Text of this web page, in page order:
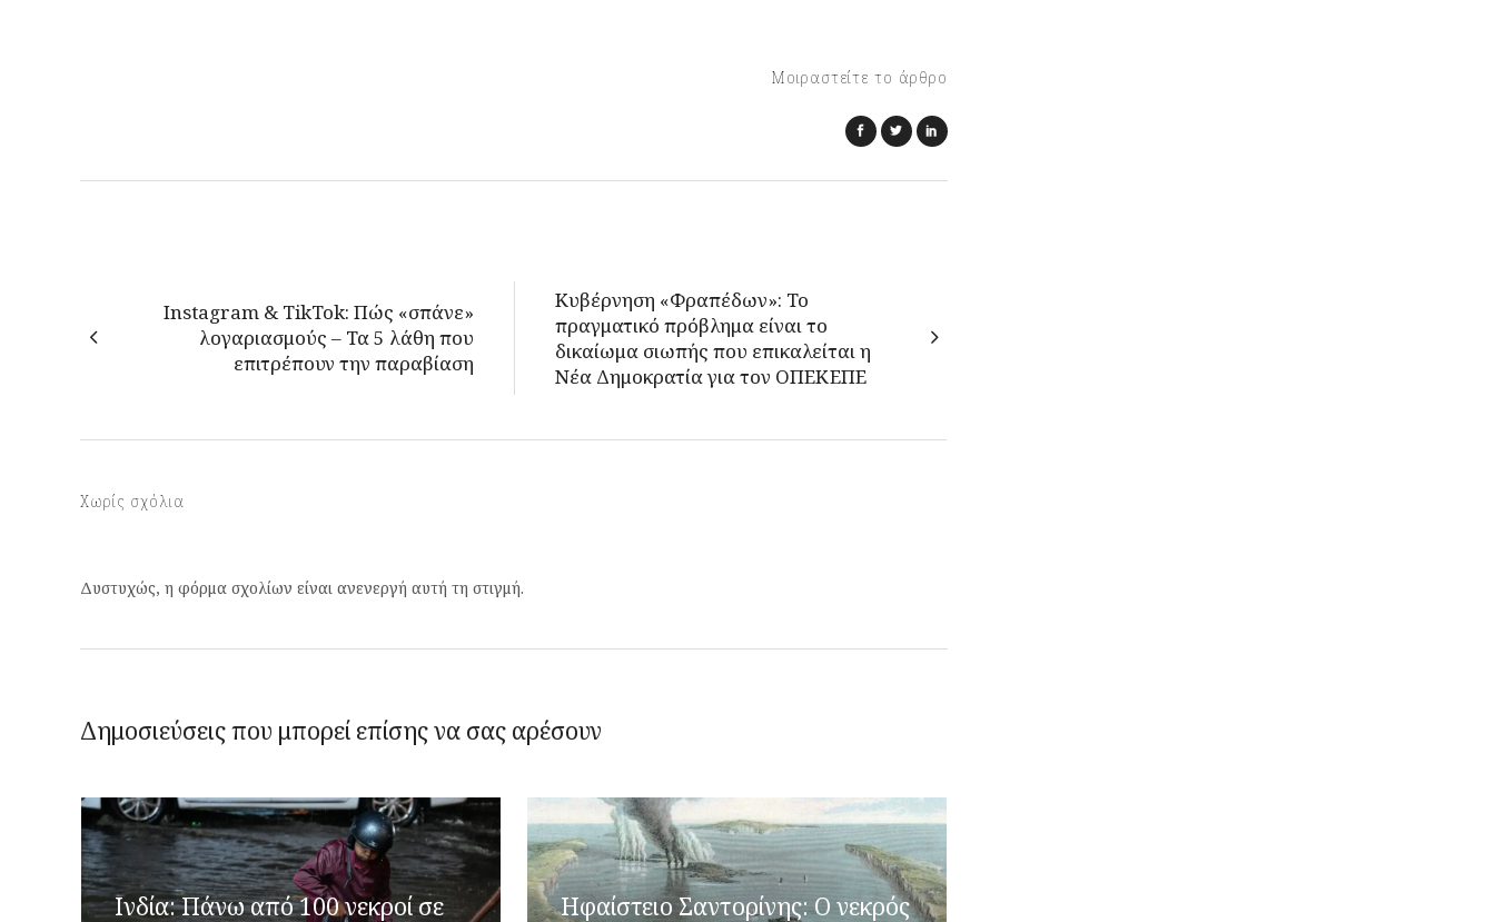
Μοιραστείτε το άρθρο
Instagram & TikTok: Πώς «σπάνε»
λογαριασμούς – Τα 5 λάθη που
επιτρέπουν την παραβίαση
Κυβέρνηση «Φραπέδων»: Το
πραγματικό πρόβλημα είναι το
δικαίωμα σιωπής που επικαλείται η
Νέα Δημοκρατία για τον ΟΠΕΚΕΠΕ
Χωρίς σχόλια
Δυστυχώς, η φόρμα σχολίων είναι ανενεργή αυτή τη στιγμή.
Δημοσιεύσεις που μπορεί επίσης να σας αρέσουν
Ινδία: Πάνω από 100 νεκροί σε Ηφαίστειο Σαντορίνης: Ο νεκρός